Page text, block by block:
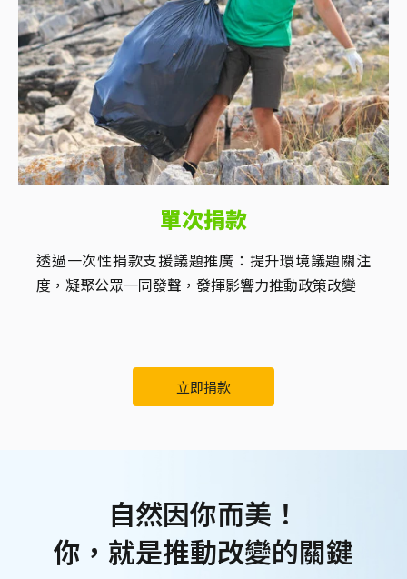
單次捐款
透過一次性捐款支援議題推廣：提升環境議題關注
度，凝聚公眾一同發聲，發揮影響力推動政策改變
立即捐款
自然因你而美！
你，就是推動改變的關鍵